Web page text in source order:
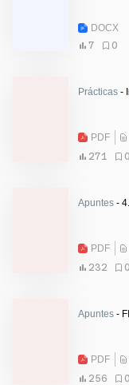
DOCX
7
0
Prácticas -
PDF
271
0
Apuntes -
PDF
232
0
Apuntes -
PDF
256
0